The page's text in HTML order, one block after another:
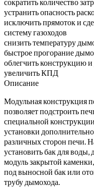
устранить опасность
исключить прямоток и
систему газоходов
снизить температуру
быстрое прогорание
облегчить конструкцию и
увеличить КПД
Описание
Модульная конструкция
позволяет подстроить
специальной
установки
различных сторон печи.
установить бак для
модуль закрытой
под выносной бак или
трубу дымохода.